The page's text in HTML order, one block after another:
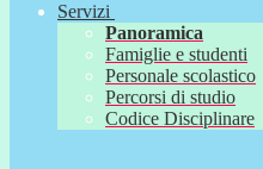
Servizi
Panoramica
Famiglie e studenti
Personale scolastico
Percorsi di studio
Codice Disciplinare